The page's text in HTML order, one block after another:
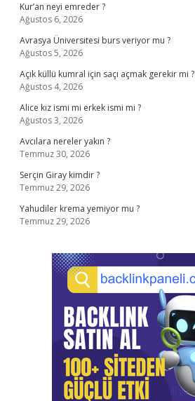
Kur’an neyi emreder ?
Ağustos 6, 2026
Avrasya Üniversitesi burs veriyor mu ?
Ağustos 5, 2026
Açık küllü kumral için saçı açmak gerekir mi ?
Ağustos 4, 2026
Alice kız ismi mi erkek ismi mi ?
Ağustos 3, 2026
Avcılara nereler yakın ?
Temmuz 30, 2026
Serçin Giray kimdir ?
Temmuz 29, 2026
Yahudiler krema yemiyor mu ?
Temmuz 29, 2026